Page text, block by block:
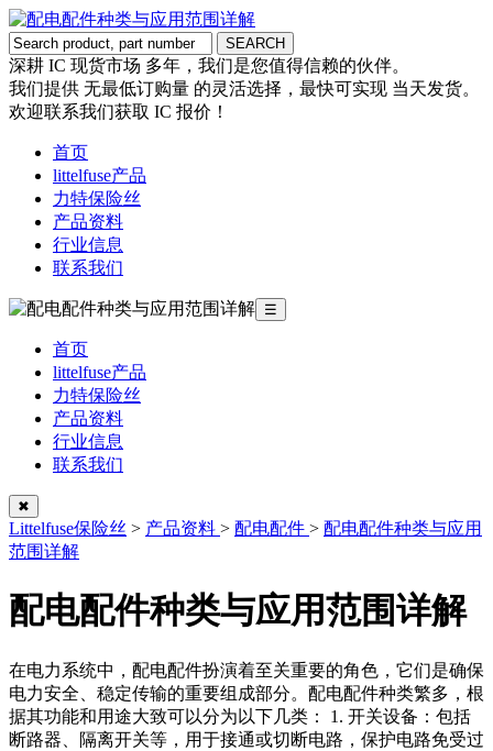
深耕 IC 现货市场 多年，我们是您值得信赖的伙伴。
我们提供 无最低订购量 的灵活选择，最快可实现 当天发货。
欢迎联系我们获取 IC 报价！
首页
littelfuse产品
力特保险丝
产品资料
行业信息
联系我们
☰
首页
littelfuse产品
力特保险丝
产品资料
行业信息
联系我们
✖
Littelfuse保险丝 > 产品资料 > 配电配件 > 配电配件种类与应用
范围详解
配电配件种类与应用范围详解
在电力系统中，配电配件扮演着至关重要的角色，它们是确保
电力安全、稳定传输的重要组成部分。配电配件种类繁多，根
据其功能和用途大致可以分为以下几类： 1. 开关设备：包括
断路器、隔离开关等，用于接通或切断电路，保护电路免受过